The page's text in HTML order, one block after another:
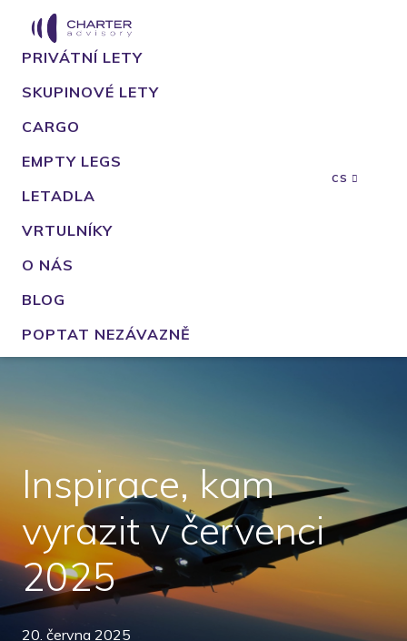
PRIVÁTNÍ LETY
SKUPINOVÉ LETY
CARGO
EMPTY LEGS
LETADLA
VRTULNÍKY
O NÁS
BLOG
POPTAT NEZÁVAZNĚ
CS
Inspirace, kam
vyrazit v červenci
2025
20. června 2025